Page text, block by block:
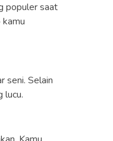
populer saat
seni. Selain
lucu.